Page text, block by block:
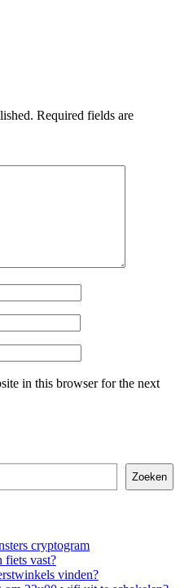
Required fields are
in this browser for the next
Zoeken
cryptogram
fiets vast?
vinden?